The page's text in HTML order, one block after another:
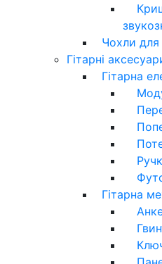
Чохли для
Гітарні
Гітарна
Гітарна